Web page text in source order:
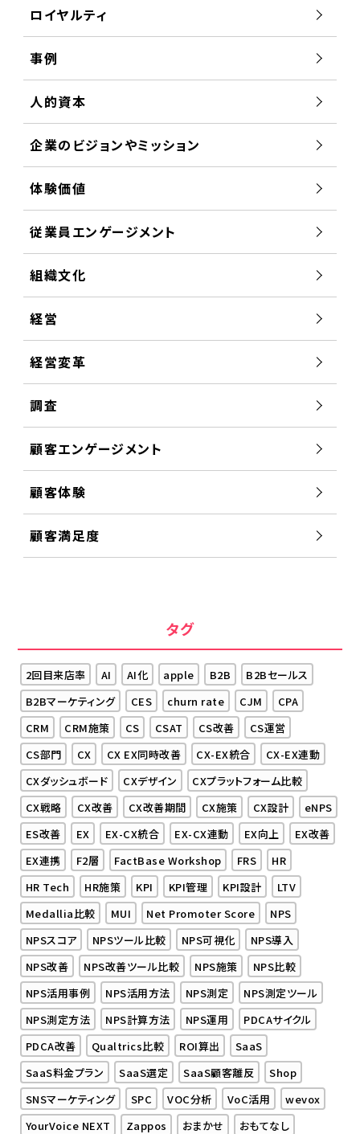
ロイヤルティ
事例
人的資本
企業のビジョンやミッション
体験価値
従業員エンゲージメント
組織文化
経営
経営変革
調査
顧客エンゲージメント
顧客体験
顧客満足度
タグ
2回目来店率 AI AI化 apple B2B
B2Bセールス
B2Bマーケティング
CES churn rate CJM
CPA
CRM
CRM施策 CS CSAT CS改善
CS運営
CS部門
CX CX EX同時改善 CX-EX統合
CX-EX連動
CXダッシュボード
CXデザイン
CXプラットフォーム比較
CX戦略
CX改善 CX改善期間 CX施策 CX設計
eNPS
ES改善
EX EX-CX統合 EX-CX連動 EX向上
EX改善
EX連携
F2層 FactBase Workshop FRS
HR
HR Tech
HR施策 KPI KPI管理 KPI設計
LTV
Medallia比較
MUI Net Promoter Score
NPS
NPSスコア
NPSツール比較 NPS可視化
NPS導入
NPS改善
NPS改善ツール比較 NPS施策
NPS比較
NPS活用事例
NPS活用方法 NPS測定
NPS測定ツール
NPS測定方法
NPS計算方法 NPS運用
PDCAサイクル
PDCA改善
Qualtrics比較 ROI算出
SaaS
SaaS料金プラン
SaaS選定 SaaS顧客離反
Shop
SNSマーケティング
SPC VOC分析 VoC活用
wevox
YourVoice NEXT
Zappos おまかせ
おもてなし